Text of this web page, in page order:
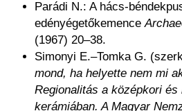
Parádi N.: A hács-
edényégetőkemence
(1967) 20–38.
Simonyi E.–Tomka G.
mond, ha helyette nem mi
Regionalitás a középkori és
kerámiában. A Magyar